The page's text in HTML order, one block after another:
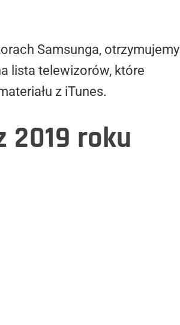
Samsunga, otrzymujemy
lista telewizorów, które
z iTunes.
2019 roku